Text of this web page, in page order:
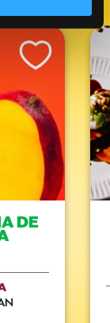
Like This Recipe
DE